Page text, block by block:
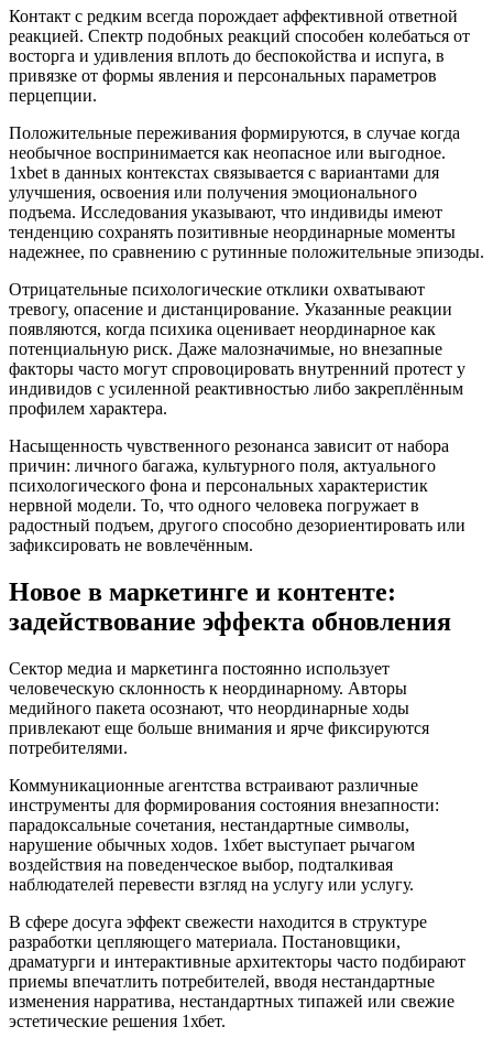
Контакт с редким всегда порождает аффективной ответной
реакцией. Спектр подобных реакций способен колебаться от
восторга и удивления вплоть до беспокойства и испуга, в
привязке от формы явления и персональных параметров
перцепции.
Положительные переживания формируются, в случае когда
необычное воспринимается как неопасное или выгодное.
1xbet в данных контекстах связывается с вариантами для
улучшения, освоения или получения эмоционального
подъема. Исследования указывают, что индивиды имеют
тенденцию сохранять позитивные неординарные моменты
надежнее, по сравнению с рутинные положительные эпизоды.
Отрицательные психологические отклики охватывают
тревогу, опасение и дистанцирование. Указанные реакции
появляются, когда психика оценивает неординарное как
потенциальную риск. Даже малозначимые, но внезапные
факторы часто могут спровоцировать внутренний протест у
индивидов с усиленной реактивностью либо закреплённым
профилем характера.
Насыщенность чувственного резонанса зависит от набора
причин: личного багажа, культурного поля, актуального
психологического фона и персональных характеристик
нервной модели. То, что одного человека погружает в
радостный подъем, другого способно дезориентировать или
зафиксировать не вовлечённым.
Новое в маркетинге и контенте:
задействование эффекта обновления
Сектор медиа и маркетинга постоянно использует
человеческую склонность к неординарному. Авторы
медийного пакета осознают, что неординарные ходы
привлекают еще больше внимания и ярче фиксируются
потребителями.
Коммуникационные агентства встраивают различные
инструменты для формирования состояния внезапности:
парадоксальные сочетания, нестандартные символы,
нарушение обычных ходов. 1хбет выступает рычагом
воздействия на поведенческое выбор, подталкивая
наблюдателей перевести взгляд на услугу или услугу.
В сфере досуга эффект свежести находится в структуре
разработки цепляющего материала. Постановщики,
драматурги и интерактивные архитекторы часто подбирают
приемы впечатлить потребителей, вводя нестандартные
изменения нарратива, нестандартных типажей или свежие
эстетические решения 1хбет.